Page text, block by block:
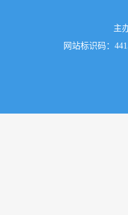
主
网站标识码：